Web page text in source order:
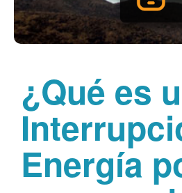
¿Qué es
Energía